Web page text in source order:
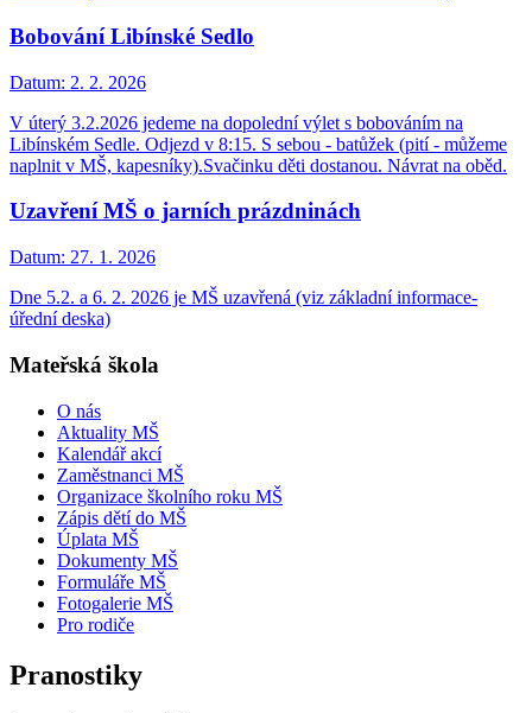
Bobování Libínské Sedlo
Datum: 2. 2. 2026
V úterý 3.2.2026 jedeme na dopolední výlet s bobováním na
Libínském Sedle. Odjezd v 8:15. S sebou - batůžek (pití - můžeme
naplnit v MŠ, kapesníky).Svačinku děti dostanou. Návrat na oběd.
Uzavření MŠ o jarních prázdninách
Datum: 27. 1. 2026
Dne 5.2. a 6. 2. 2026 je MŠ uzavřená (viz základní informace-
úřední deska)
Mateřská škola
O nás
Aktuality MŠ
Kalendář akcí
Zaměstnanci MŠ
Organizace školního roku MŠ
Zápis dětí do MŠ
Úplata MŠ
Dokumenty MŠ
Formuláře MŠ
Fotogalerie MŠ
Pro rodiče
Pranostiky